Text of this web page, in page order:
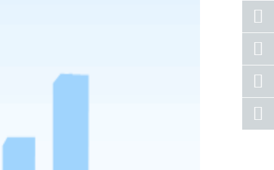
座机
号码
手机
号码
qq
联系